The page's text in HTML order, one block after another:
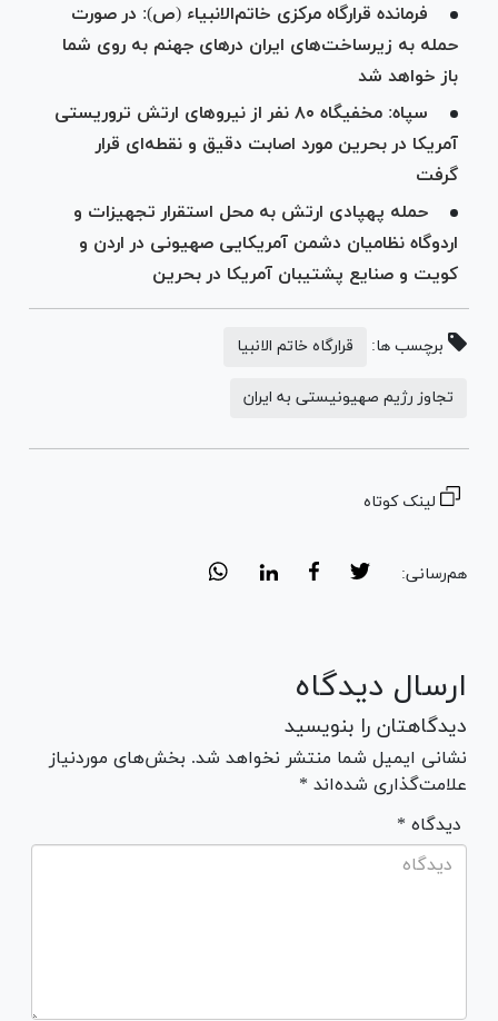
فرمانده قرارگاه مرکزی خاتم‌الانبیاء (ص): در صورت
حمله به زیرساخت‌های ایران در‌های جهنم به روی شما
باز خواهد شد
سپاه: مخفیگاه ۸۰ نفر از نیرو‌های ارتش تروریستی
آمریکا در بحرین مورد اصابت دقیق و نقطه‌ای قرار
گرفت
حمله پهپادی ارتش به محل استقرار تجهیزات و
اردوگاه نظامیان دشمن آمریکایی صهیونی در اردن و
کویت و صنایع پشتیبان آمریکا در بحرین
برچسب ها: قرارگاه خاتم الانبیا
تجاوز رژیم صهیونیستی به ایران
لینک کوتاه
هم‌رسانی:
ارسال دیدگاه
دیدگاهتان را بنویسید
نشانی ایمیل شما منتشر نخواهد شد. بخش‌های موردنیاز
علامت‌گذاری شده‌اند *
* دیدگاه